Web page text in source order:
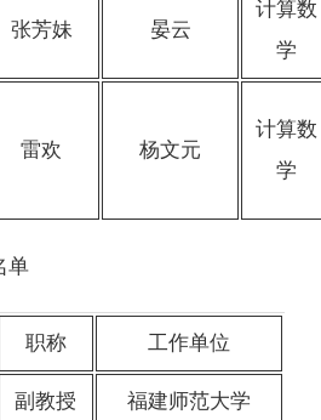
张芳妹 晏云
计算数
学
雷欢 杨文元
计算数
学
单
职称 工作单位
副教授 福建师范大学